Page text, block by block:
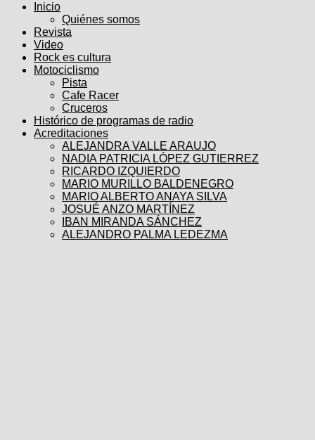
Inicio
Quiénes somos
Revista
Video
Rock es cultura
Motociclismo
Pista
Cafe Racer
Cruceros
Histórico de programas de radio
Acreditaciones
ALEJANDRA VALLE ARAUJO
NADIA PATRICIA LÓPEZ GUTIERREZ
RICARDO IZQUIERDO
MARIO MURILLO BALDENEGRO
MARIO ALBERTO ANAYA SILVA
JOSUÉ ANZO MARTÍNEZ
IBAN MIRANDA SÁNCHEZ
ALEJANDRO PALMA LEDEZMA